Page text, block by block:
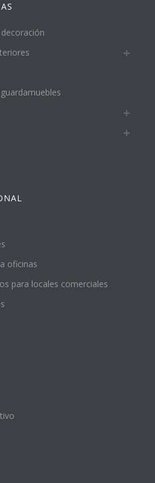
oficinas
para locales comerciales